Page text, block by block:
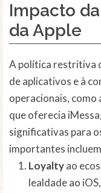
Impacto
da Apple
A política restritiva
de aplicativos e à
operacionais, como
que oferecia
significativas para
importantes
Loyaltyao
lealdade ao